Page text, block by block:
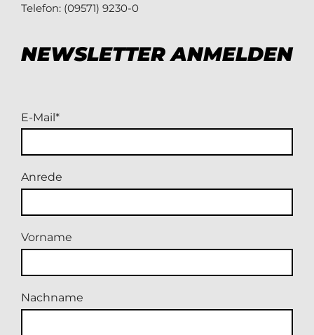
Telefon: (09571) 9230-0
NEWSLETTER ANMELDEN
E-Mail
Anrede
Vorname
Nachname